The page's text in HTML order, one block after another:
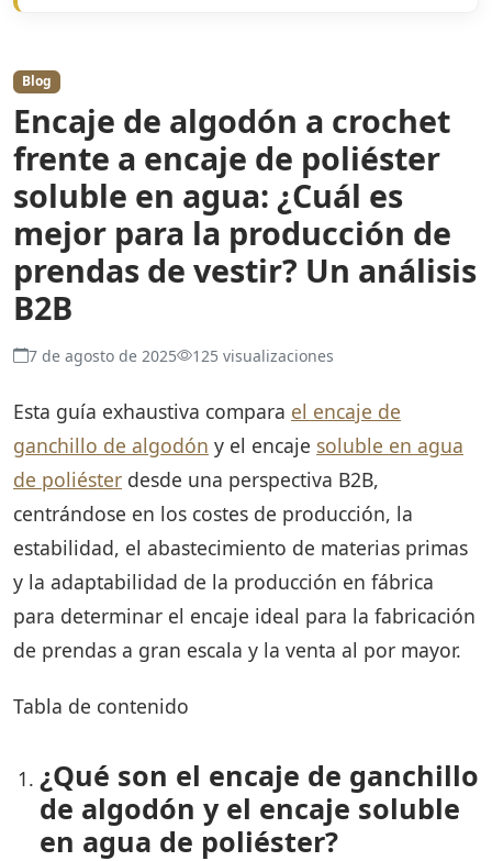
Blog
Encaje de algodón a crochet
frente a encaje de poliéster
soluble en agua: ¿Cuál es
mejor para la producción de
prendas de vestir? Un análisis
B2B
7 de agosto de 2025 125 visualizaciones
Esta guía exhaustiva compara el encaje de
ganchillo de algodón y el encaje soluble en agua
de poliéster desde una perspectiva B2B,
centrándose en los costes de producción, la
estabilidad, el abastecimiento de materias primas
y la adaptabilidad de la producción en fábrica
para determinar el encaje ideal para la fabricación
de prendas a gran escala y la venta al por mayor.
Tabla de contenido
¿Qué son el encaje de ganchillo
de algodón y el encaje soluble
en agua de poliéster?